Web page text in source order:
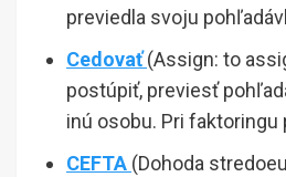
previedla svoju
Cedovať(Assign: to
postúpiť, previesť
inú osobu. Pri faktoringu
CEFTA (Dohoda